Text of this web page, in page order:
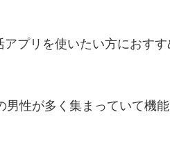
プリを使いたい方におす
性が多く集まっていて機